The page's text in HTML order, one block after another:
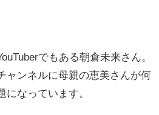
でもある朝倉未来さん。
ャンネルに母親の恵美さんが何
になっています。